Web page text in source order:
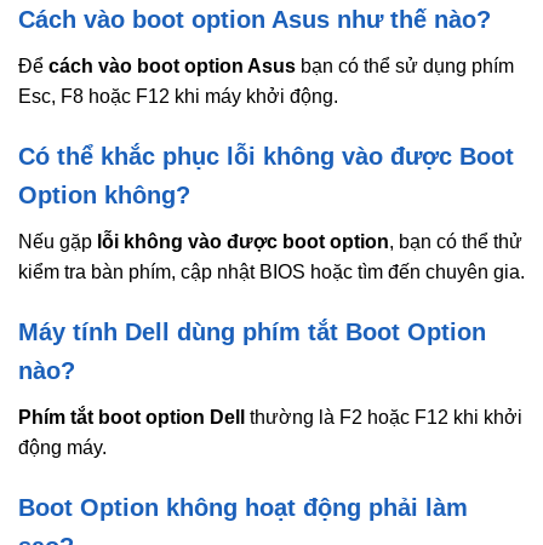
Cách vào boot option Asus như thế nào?
Để cách vào boot option Asus bạn có thể sử dụng phím
Esc, F8 hoặc F12 khi máy khởi động.
Có thể khắc phục lỗi không vào được Boot
Option không?
Nếu gặp lỗi không vào được boot option, bạn có thể thử
kiểm tra bàn phím, cập nhật BIOS hoặc tìm đến chuyên gia.
Máy tính Dell dùng phím tắt Boot Option
nào?
Phím tắt boot option Dell
thường là F2 hoặc F12 khi khởi
động máy.
Boot Option không hoạt động phải làm